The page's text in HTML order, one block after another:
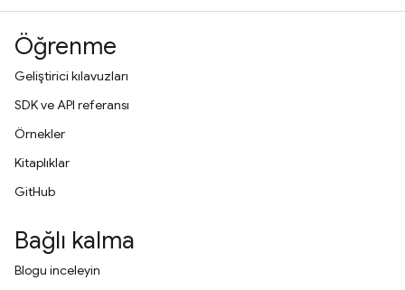
Öğrenme
Geliştirici kılavuzları
SDK ve API referansı
Örnekler
Kitaplıklar
GitHub
Bağlı kalma
Blogu inceleyin